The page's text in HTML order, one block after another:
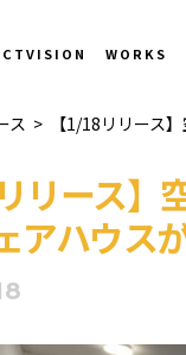
WORKS
ス > 【1/18リリース
リース
アハウス